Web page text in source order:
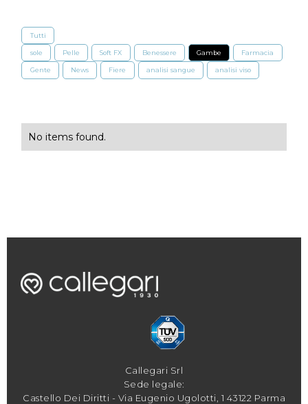
Tutti
sole Pelle Soft FX Benessere Gambe Farmacia
Gente News Fiere analisi sangue analisi viso
No items found.
Callegari Srl
Sede legale:
Castello Dei Diritti - Via Eugenio Ugolotti, 1 43122 Parma